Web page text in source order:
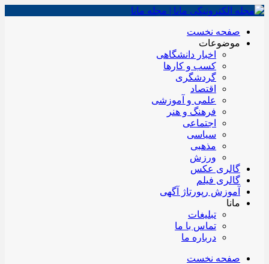
صفحه نخست
موضوعات
اخبار دانشگاهی
کسب و کارها
گردشگری
اقتصاد
علمی و آموزشی
فرهنگ و هنر
اجتماعی
سیاسی
مذهبی
ورزش
گالری عکس
گالری فیلم
آموزش رپورتاژ آگهی
مانا
تبلیغات
تماس با ما
درباره ما
صفحه نخست